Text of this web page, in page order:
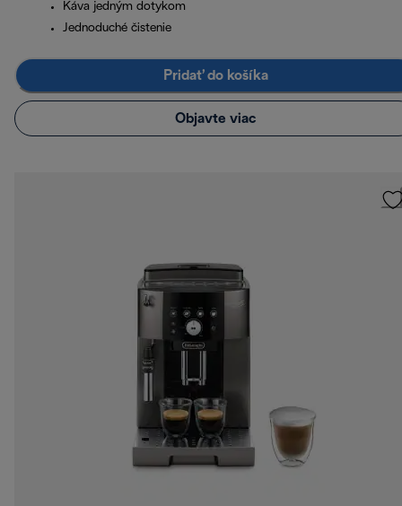
Káva jedným dotykom
Jednoduché čistenie
Pridať do košíka
Objavte viac